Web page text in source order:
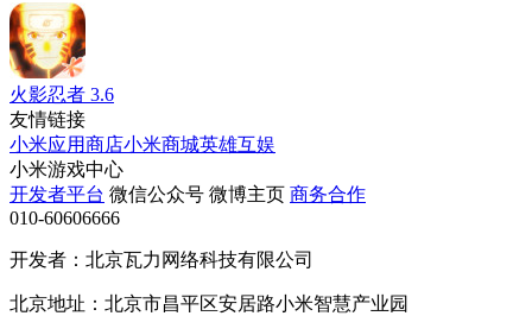
火影忍者 3.6
友情链接
小米应用商店小米商城英雄互娱
小米游戏中心
开发者平台 微信公众号 微博主页 商务合作
010-60606666
开发者：北京瓦力网络科技有限公司
北京地址：北京市昌平区安居路小米智慧产业园